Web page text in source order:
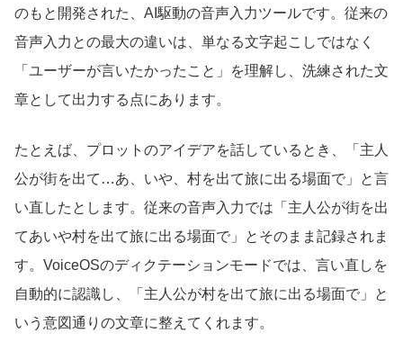
のもと開発された、AI駆動の音声入力ツールです。従来の
音声入力との最大の違いは、単なる文字起こしではなく
「ユーザーが言いたかったこと」を理解し、洗練された文
章として出力する点にあります。
たとえば、プロットのアイデアを話しているとき、「主人
公が街を出て…あ、いや、村を出て旅に出る場面で」と言
い直したとします。従来の音声入力では「主人公が街を出
てあいや村を出て旅に出る場面で」とそのまま記録されま
す。VoiceOSのディクテーションモードでは、言い直しを
自動的に認識し、「主人公が村を出て旅に出る場面で」と
いう意図通りの文章に整えてくれます。